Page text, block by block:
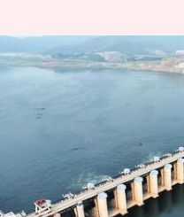
Polavaram:
ఏర్పాటుకు
సిఫార్సులతో
Sirish Praharaju Apr
ఈ వార్తాకథనం ఏంటి